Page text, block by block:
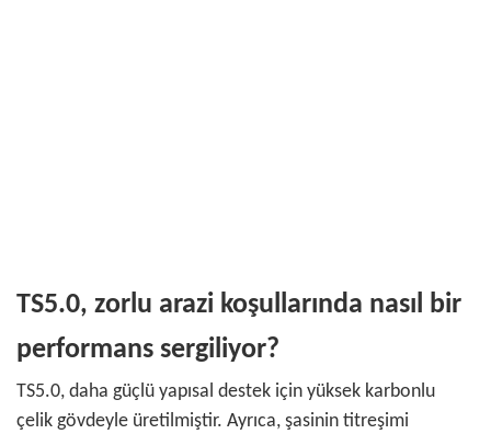
TS5.0, zorlu arazi koşullarında nasıl bir
performans sergiliyor?
TS5.0, daha güçlü yapısal destek için yüksek karbonlu
çelik gövdeyle üretilmiştir. Ayrıca, şasinin titreşimi